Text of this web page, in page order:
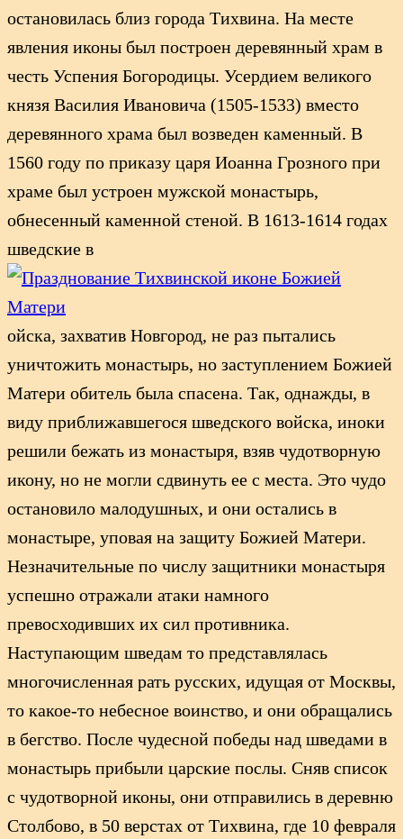
остановилась близ города Тихвина. На месте
явления иконы был построен деревянный храм в
честь Успения Богородицы. Усердием великого
князя Василия Ивановича (1505-1533) вместо
деревянного храма был возведен каменный. В
1560 году по приказу царя Иоанна Грозного при
храме был устроен мужской монастырь,
обнесенный каменной стеной. В 1613-1614 годах
шведские в
ойска, захватив Новгород, не раз пытались
уничтожить монастырь, но заступлением Божией
Матери обитель была спасена. Так, однажды, в
виду приближавшегося шведского войска, иноки
решили бежать из монастыря, взяв чудотворную
икону, но не могли сдвинуть ее с места. Это чудо
остановило малодушных, и они остались в
монастыре, уповая на защиту Божией Матери.
Незначительные по числу защитники монастыря
успешно отражали атаки намного
превосходивших их сил противника.
Наступающим шведам то представлялась
многочисленная рать русских, идущая от Москвы,
то какое-то небесное воинство, и они обращались
в бегство. После чудесной победы над шведами в
монастырь прибыли царские послы. Сняв список
с чудотворной иконы, они отправились в деревню
Столбово, в 50 верстах от Тихвина, где 10 февраля